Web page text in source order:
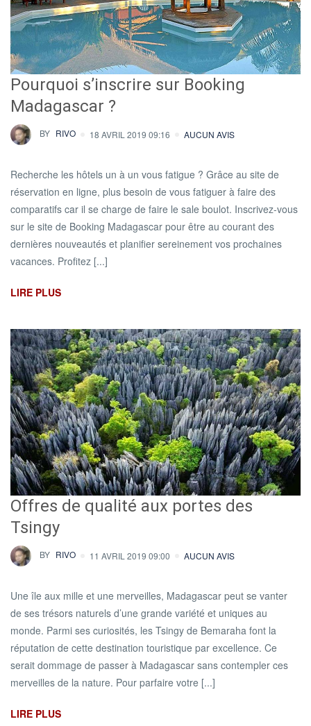
Pourquoi s’inscrire sur Booking
Madagascar ?
BY RIVO 18 AVRIL 2019 09:16 AUCUN AVIS
Recherche les hôtels un à un vous fatigue ? Grâce au site de
réservation en ligne, plus besoin de vous fatiguer à faire des
comparatifs car il se charge de faire le sale boulot. Inscrivez-vous
sur le site de Booking Madagascar pour être au courant des
dernières nouveautés et planifier sereinement vos prochaines
vacances. Profitez [...]
LIRE PLUS
Offres de qualité aux portes des
Tsingy
BY RIVO 11 AVRIL 2019 09:00 AUCUN AVIS
Une île aux mille et une merveilles, Madagascar peut se vanter
de ses trésors naturels d’une grande variété et uniques au
monde. Parmi ses curiosités, les Tsingy de Bemaraha font la
réputation de cette destination touristique par excellence. Ce
serait dommage de passer à Madagascar sans contempler ces
merveilles de la nature. Pour parfaire votre [...]
LIRE PLUS